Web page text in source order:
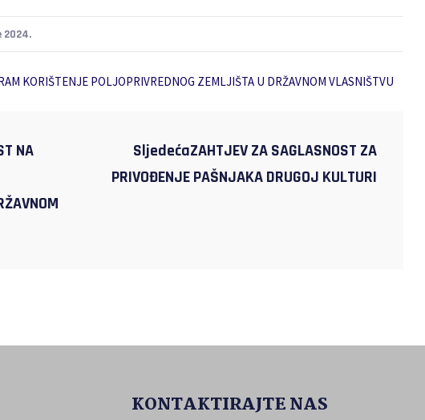
2024.
KORIŠTENJE POLJOPRIVREDNOG ZEMLJIŠTA U DRŽAVNOM VLASNIŠTVU
NA
SljedećaZAHTJEV ZA SAGLASNOST ZA
PRIVOĐENJE PAŠNJAKA DRUGOJ KULTURI
KONTAKTIRAJTE NAS